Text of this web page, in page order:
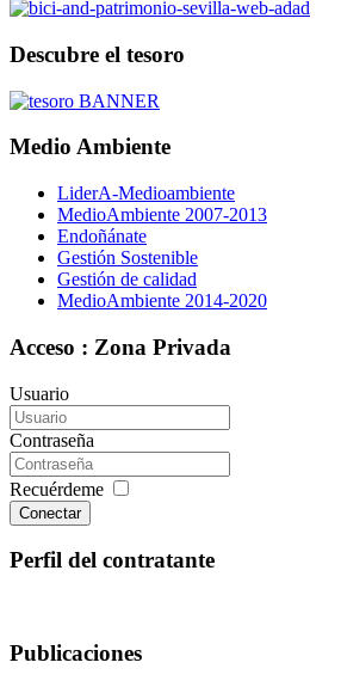
Descubre el tesoro
Medio Ambiente
LiderA-Medioambiente
MedioAmbiente 2007-2013
Endoñánate
Gestión Sostenible
Gestión de calidad
MedioAmbiente 2014-2020
Acceso : Zona Privada
Usuario
Contraseña
Recuérdeme
Conectar
Perfil del contratante
Publicaciones